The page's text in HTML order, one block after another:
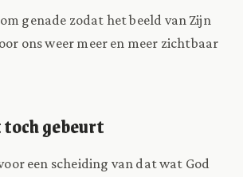
genade zodat het beeld van Zijn
ons weer meer en meer zichtbaar
gebeurt
een scheiding van dat wat God